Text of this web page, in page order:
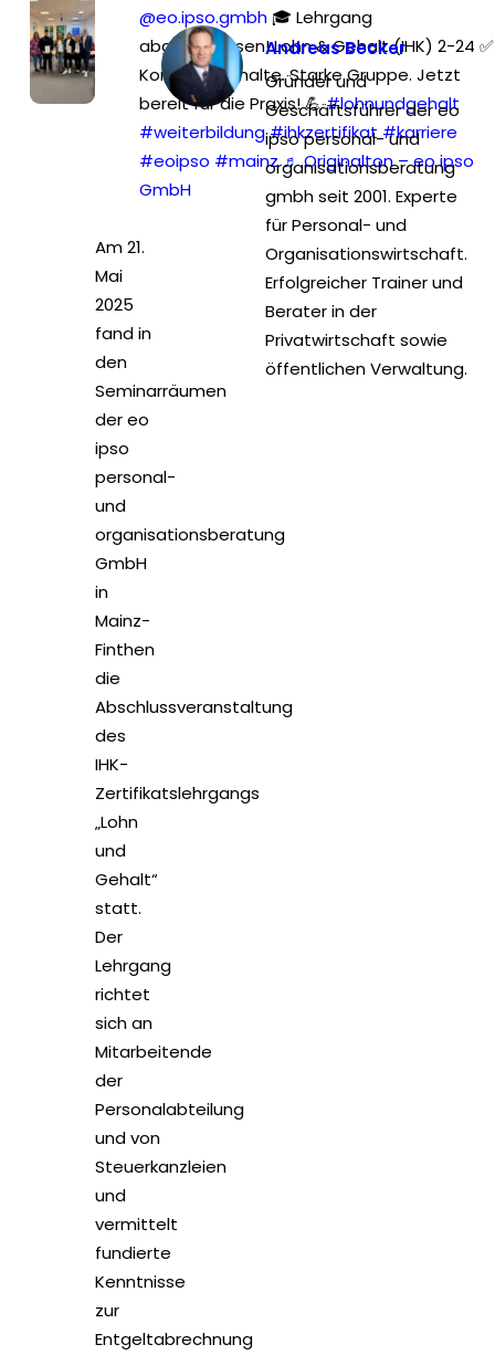
@eo.ipso.gmbh 🎓 Lehrgang
abgeschlossen! Lohn & Gehalt (IHK) 2-24 ✅
Komplexe Inhalte. Starke Gruppe. Jetzt
bereit für die Praxis! 💪#lohnundgehalt
#weiterbildung#ihkzertifikat #karriere
#eoipso #mainz♬ Originalton – eo ipso
GmbH
Am 21.
Mai
2025
fand in
den
Seminarräumen
der eo
ipso
personal-
und
organisationsberatung
GmbH
in
Mainz-
Finthen
die
Abschlussveranstaltung
des
IHK-
Zertifikatslehrgangs
„Lohn
und
Gehalt“
statt.
Der
Lehrgang
richtet
sich an
Mitarbeitende
der
Personalabteilung
und von
Steuerkanzleien
und
vermittelt
fundierte
Kenntnisse
zur
Entgeltabrechnung
Andreas Becker
Gründer und
Geschäftsführer der eo
ipso personal- und
organisationsberatung
gmbh seit 2001. Experte
für Personal- und
Organisationswirtschaft.
Erfolgreicher Trainer und
Berater in der
Privatwirtschaft sowie
öffentlichen Verwaltung.